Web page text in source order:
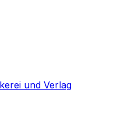
und Verlag